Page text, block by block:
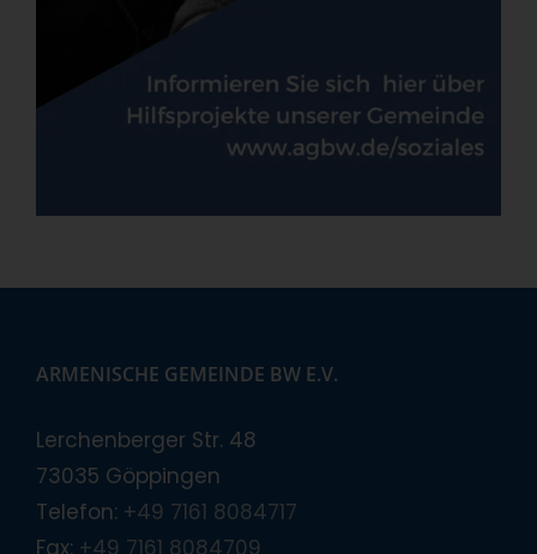
ARMENISCHE GEMEINDE BW E.V.
Lerchenberger Str. 48
73035 Göppingen
Telefon: +49 7161 8084717